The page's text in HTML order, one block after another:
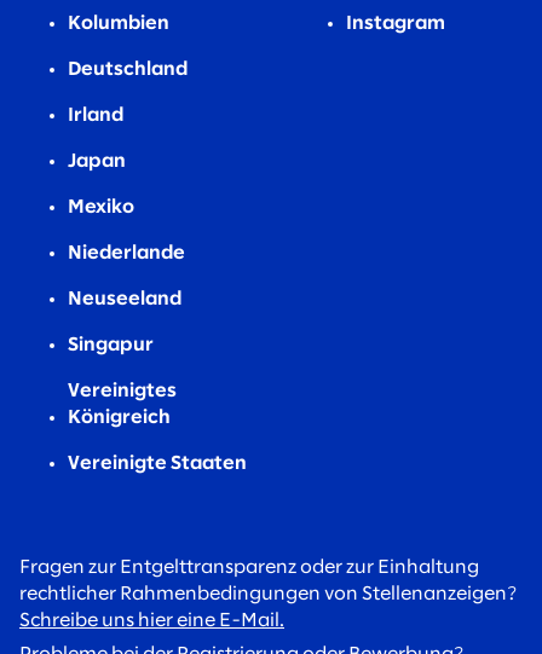
Kolumbien
Deutschland
Irland
Japan
Mexiko
Niederlande
Neuseeland
Singapur
Vereinigtes
Königreich
Vereinigte Staaten
Instagram
Fragen zur Entgelttransparenz oder zur Einhaltung
rechtlicher Rahmenbedingungen von Stellenanzeigen?
Schreibe uns hier eine E-Mail.